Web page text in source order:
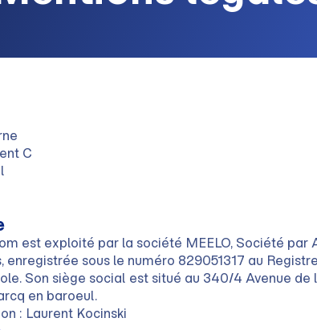
C
est exploité par la société MEELO, Société par
enregistrée sous le numéro 829051317 au
Son siège social est situé au 340/4 Avenue de
en baroeul.
: Laurent Kocinski